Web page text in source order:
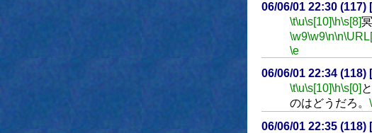
06/06/01 22:30 (117)
\t\u\s[10] \h\s[8]
\w9\w9\n\n\URL[
\e
06/06/01 22:34 (118)
\t\u\s[10]\h\s[0]
のはどうだろ。
06/06/01 22:35 (118)